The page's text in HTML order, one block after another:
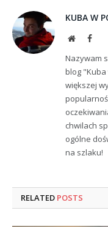
KUBA W
Website
Nazywam
blog
większej
chwilach
ogólne
na szlaku!
RELATED POSTS